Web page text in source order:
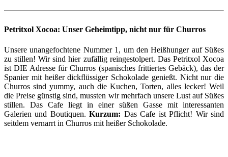
Petritxol Xocoa: Unser Geheimtipp, nicht nur für Churros
Unsere unangefochtene Nummer 1, um den Heißhunger auf Süßes
zu stillen! Wir sind hier zufällig reingestolpert. Das Petritxol Xocoa
ist DIE Adresse für Churros (spanisches frittiertes Gebäck), das der
Spanier mit heißer dickflüssiger Schokolade genießt. Nicht nur die
Churros sind yummy, auch die Kuchen, Torten, alles lecker! Weil
die Preise günstig sind, mussten wir mehrfach unsere Lust auf Süßes
stillen. Das Cafe liegt in einer süßen Gasse mit interessanten
Galerien und Boutiquen.Kurzum: Das Cafe ist Pflicht! Wir sind
seitdem vernarrt in Churros mit heißer Schokolade.